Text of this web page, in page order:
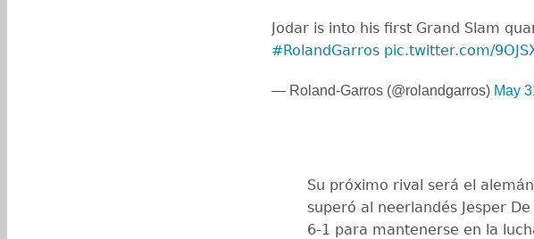
Jodar is into his first Grand Slam
#RolandGarros pic.twitter.com/
— Roland-Garros (@rolandgarros) May
Su próximo rival será el
superó al neerlandés Jesper
6-1 para mantenerse en la